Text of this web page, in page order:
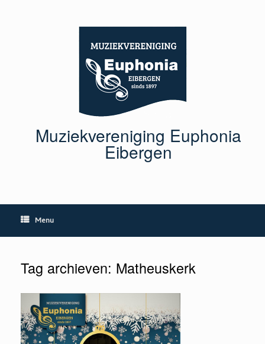
Muziekvereniging Euphonia
Eibergen
Menu
Tag archieven: Matheuskerk